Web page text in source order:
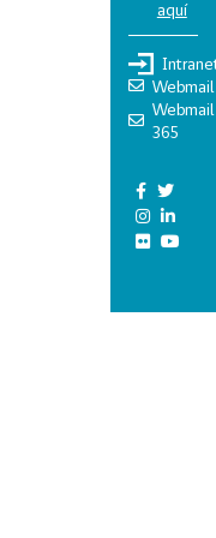
aquí
Webmail
Webmail
365